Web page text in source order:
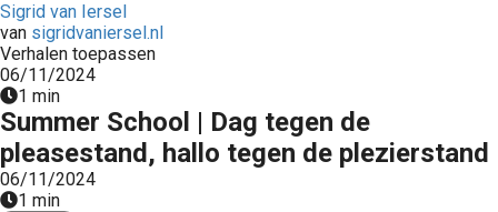
Sigrid van Iersel
van sigridvaniersel.nl
Verhalen toepassen
06/11/2024
1 min
Summer School | Dag tegen de
pleasestand, hallo tegen de plezierstand
06/11/2024
1 min